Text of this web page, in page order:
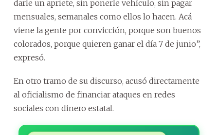
darle un apriete, sin ponerle vehículo, sin pagar
mensuales, semanales como ellos lo hacen. Acá
viene la gente por convicción, porque son buenos
colorados, porque quieren ganar el día 7 de junio”,
expresó.
En otro tramo de su discurso, acusó directamente
al oficialismo de financiar ataques en redes
sociales con dinero estatal.